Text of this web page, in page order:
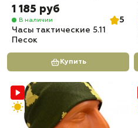
1 185 руб
В наличии
5
Часы тактические 5.11
Песок
Купить